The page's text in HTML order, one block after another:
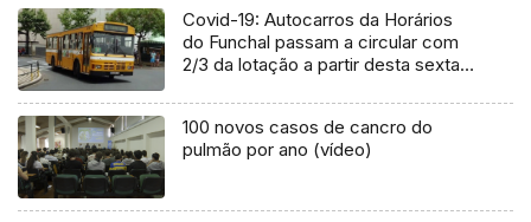
Covid-19: Autocarros da Horários
do Funchal passam a circular com
2/3 da lotação a partir desta sexta-
100 novos casos de cancro do
pulmão por ano (vídeo)